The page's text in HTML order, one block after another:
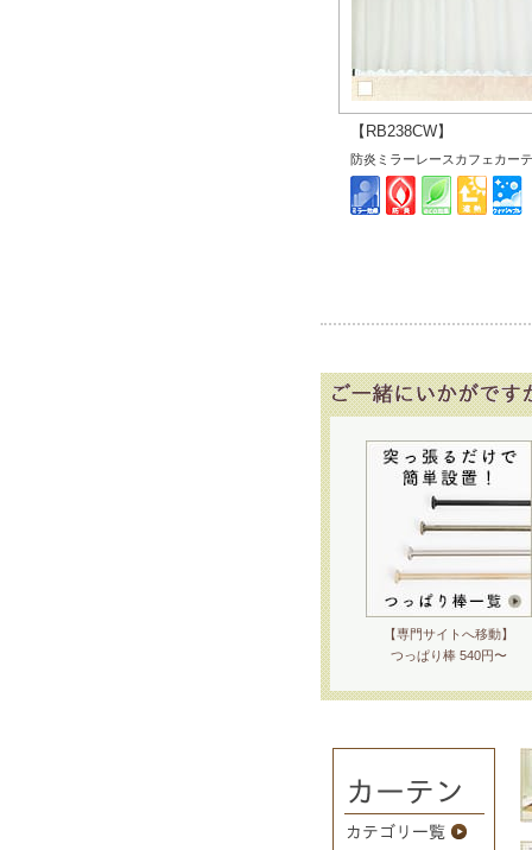
【RB238CW】
防炎ミラーレースカフェカー
【専門サイトへ移動】
つっぱり棒 540円〜